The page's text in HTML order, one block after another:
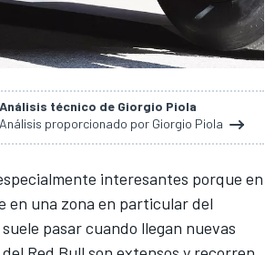
Análisis técnico de Giorgio Piola
Análisis proporcionado por Giorgio Piola
interesantes porque en
en una zona en particular del
pasar cuando llegan nuevas